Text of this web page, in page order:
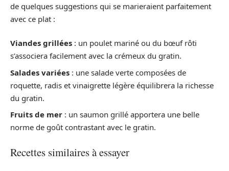
de quelques suggestions qui se marieraient parfaitement
avec ce plat :
Viandes grillées : un poulet mariné ou du bœuf rôti
s’associera facilement avec la crémeux du gratin.
Salades variées : une salade verte composées de
roquette, radis et vinaigrette légère équilibrera la richesse
du gratin.
Fruits de mer : un saumon grillé apportera une belle
norme de goût contrastant avec le gratin.
Recettes similaires à essayer